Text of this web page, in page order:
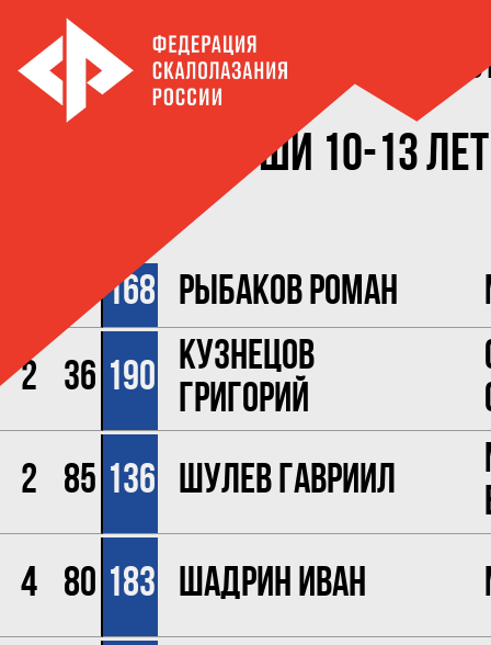
Юноши 10-13
58 168 Рыбаков Роман
2
36 190 Кузнецов
Григорий
2
85 136 Шулев Гавриил
4
80 183 Шадрин Иван